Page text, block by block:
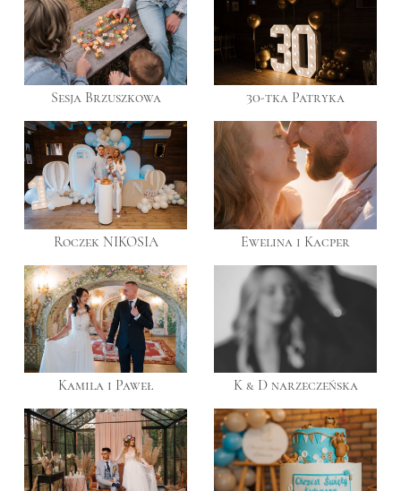
Sesja Brzuszkowa 30-tka Patryka
Roczek NIKOSIA Ewelina i Kacper
Kamila i Paweł K & D narzeczeńska